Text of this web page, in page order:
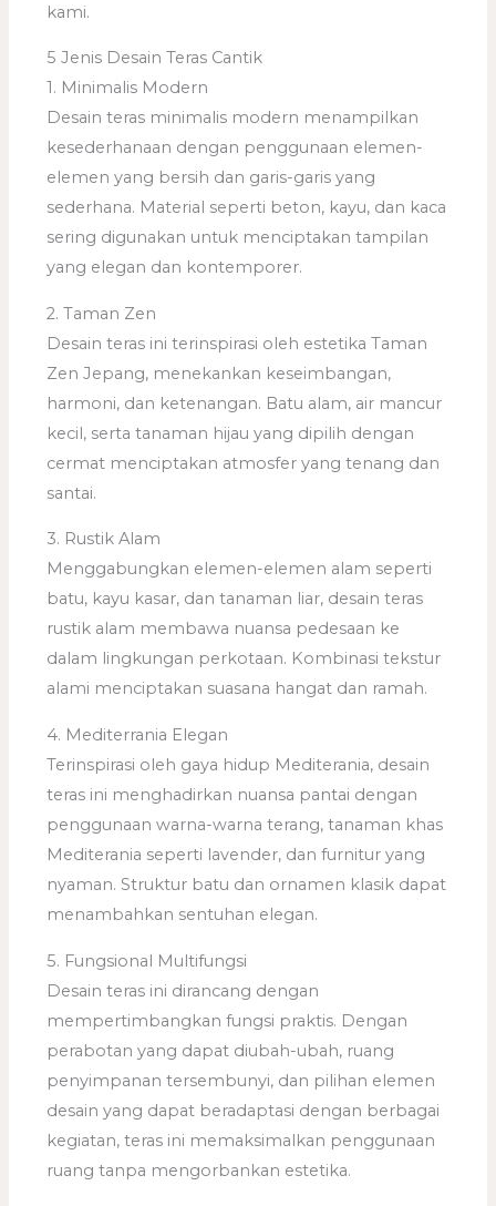
kami.
5 Jenis Desain Teras Cantik
1. Minimalis Modern
Desain teras minimalis modern menampilkan
kesederhanaan dengan penggunaan elemen-
elemen yang bersih dan garis-garis yang
sederhana. Material seperti beton, kayu, dan kaca
sering digunakan untuk menciptakan tampilan
yang elegan dan kontemporer.
2. Taman Zen
Desain teras ini terinspirasi oleh estetika Taman
Zen Jepang, menekankan keseimbangan,
harmoni, dan ketenangan. Batu alam, air mancur
kecil, serta tanaman hijau yang dipilih dengan
cermat menciptakan atmosfer yang tenang dan
santai.
3. Rustik Alam
Menggabungkan elemen-elemen alam seperti
batu, kayu kasar, dan tanaman liar, desain teras
rustik alam membawa nuansa pedesaan ke
dalam lingkungan perkotaan. Kombinasi tekstur
alami menciptakan suasana hangat dan ramah.
4. Mediterrania Elegan
Terinspirasi oleh gaya hidup Mediterania, desain
teras ini menghadirkan nuansa pantai dengan
penggunaan warna-warna terang, tanaman khas
Mediterania seperti lavender, dan furnitur yang
nyaman. Struktur batu dan ornamen klasik dapat
menambahkan sentuhan elegan.
5. Fungsional Multifungsi
Desain teras ini dirancang dengan
mempertimbangkan fungsi praktis. Dengan
perabotan yang dapat diubah-ubah, ruang
penyimpanan tersembunyi, dan pilihan elemen
desain yang dapat beradaptasi dengan berbagai
kegiatan, teras ini memaksimalkan penggunaan
ruang tanpa mengorbankan estetika.